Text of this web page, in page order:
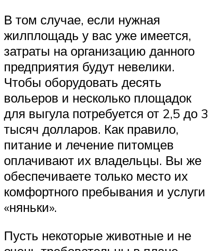
В том случае, если нужная
жилплощадь у вас уже имеется,
затраты на организацию данного
предприятия будут невелики.
Чтобы оборудовать десять
вольеров и несколько площадок
для выгула потребуется от 2,5 до 3
тысяч долларов. Как правило,
питание и лечение питомцев
оплачивают их владельцы. Вы же
обеспечиваете только место их
комфортного пребывания и услуги
«няньки».
Пусть некоторые животные и не